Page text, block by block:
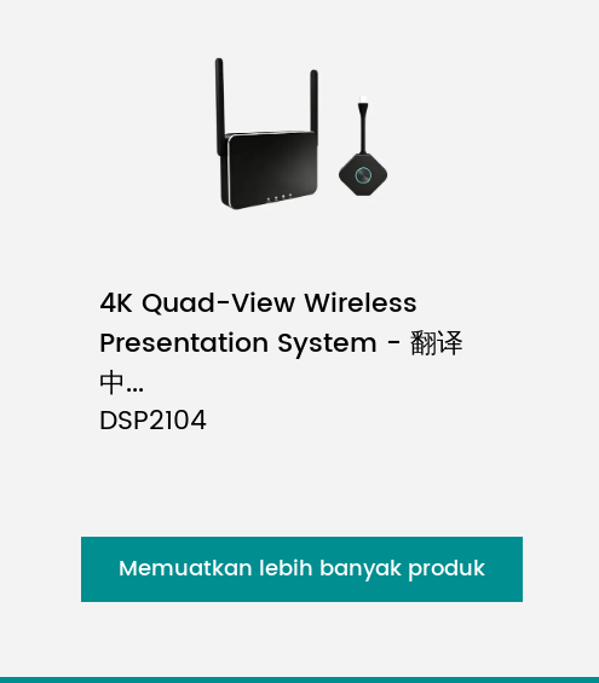
4K Quad-View Wireless
Presentation System - 翻译
中...
DSP2104
Memuatkan lebih banyak produk